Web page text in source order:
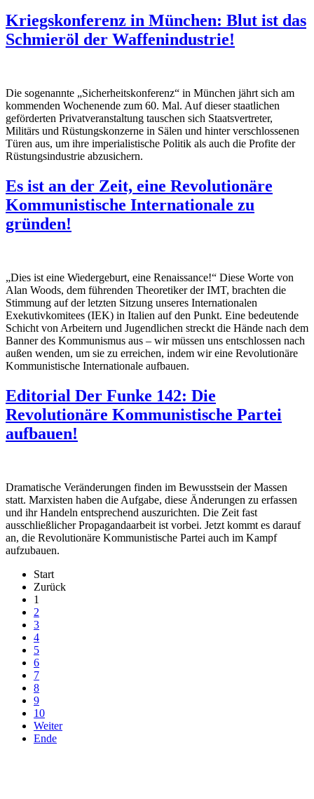
Kriegskonferenz in München: Blut ist das
Schmieröl der Waffenindustrie!
Die sogenannte „Sicherheitskonferenz“ in München jährt sich am
kommenden Wochenende zum 60. Mal. Auf dieser staatlichen
geförderten Privatveranstaltung tauschen sich Staatsvertreter,
Militärs und Rüstungskonzerne in Sälen und hinter verschlossenen
Türen aus, um ihre imperialistische Politik als auch die Profite der
Rüstungsindustrie abzusichern.
Es ist an der Zeit, eine Revolutionäre
Kommunistische Internationale zu
gründen!
„Dies ist eine Wiedergeburt, eine Renaissance!“ Diese Worte von
Alan Woods, dem führenden Theoretiker der IMT, brachten die
Stimmung auf der letzten Sitzung unseres Internationalen
Exekutivkomitees (IEK) in Italien auf den Punkt. Eine bedeutende
Schicht von Arbeitern und Jugendlichen streckt die Hände nach dem
Banner des Kommunismus aus – wir müssen uns entschlossen nach
außen wenden, um sie zu erreichen, indem wir eine Revolutionäre
Kommunistische Internationale aufbauen.
Editorial Der Funke 142: Die
Revolutionäre Kommunistische Partei
aufbauen!
Dramatische Veränderungen finden im Bewusstsein der Massen
statt. Marxisten haben die Aufgabe, diese Änderungen zu erfassen
und ihr Handeln entsprechend auszurichten. Die Zeit fast
ausschließlicher Propagandaarbeit ist vorbei. Jetzt kommt es darauf
an, die Revolutionäre Kommunistische Partei auch im Kampf
aufzubauen.
Start
Zurück
1
2
3
4
5
6
7
8
9
10
Weiter
Ende